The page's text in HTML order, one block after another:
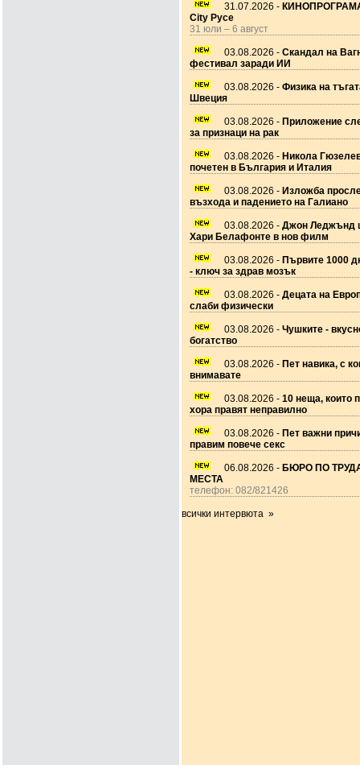
31.07.2026 -
City Русе
31 юли – 6 август
03.08.2026 - Скандал на
фестивал заради ИИ
03.08.2026 - Физика на
Швеция
03.08.2026 - Приложение
за признаци на рак
03.08.2026 - Никола
почетен в България и Италия
03.08.2026 - Изложба
възхода и падението на Галиано
03.08.2026 - Джон Леджънд
Хари Белафонте в нов филм
03.08.2026 - Първите 1000
- ключ за здрав мозък
03.08.2026 - Децата на
слаби физически
03.08.2026 - Чушките -
богатство
03.08.2026 - Пет навика, с
внимавате
03.08.2026 - 10 неща, които
хора правят неправилно
03.08.2026 - Пет важни
правим повече секс
06.08.2026 - БЮРО ПО
МЕСТА
телефон: 082/821426
всички интервюта »